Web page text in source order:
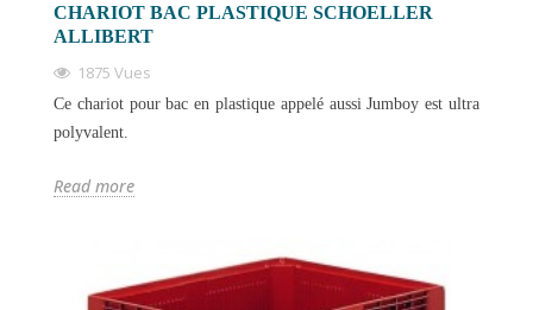
CHARIOT BAC PLASTIQUE SCHOELLER
ALLIBERT
1875 Vues
Ce chariot pour bac en plastique appelé aussi Jumboy est ultra
polyvalent.
Read more